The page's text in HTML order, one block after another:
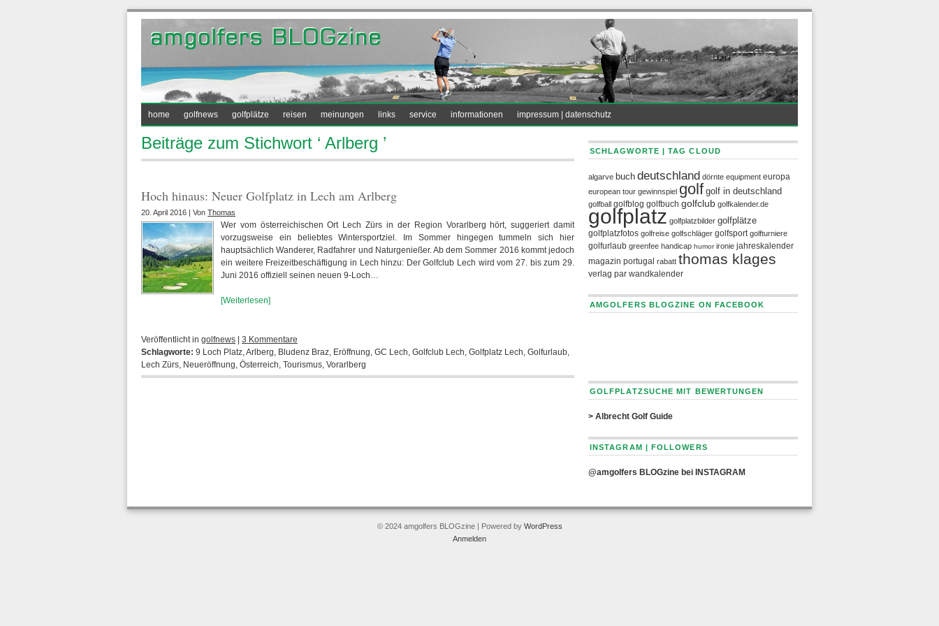
home golfnews golfplätze reisen meinungen links service informationen impressum | datenschutz
Beiträge zum Stichwort ‘ Arlberg ’
Hoch hinaus: Neuer Golfplatz in Lech am Arlberg
20. April 2016 | Von Thomas
Wer vom österreichischen Ort Lech Zürs in der Region Vorarlberg hört, suggeriert damit
vorzugsweise ein beliebtes Wintersportziel. Im Sommer hingegen tummeln sich hier
hauptsächlich Wanderer, Radfahrer und Naturgenießer. Ab dem Sommer 2016 kommt jedoch
ein weitere Freizeitbeschäftigung in Lech hinzu: Der Golfclub Lech wird vom 27. bis zum 29.
Juni 2016 offiziell seinen neuen 9-Loch…
[Weiterlesen]
Veröffentlicht in golfnews
3 Kommentare
Schlagworte: 9 Loch Platz,Arlberg, Bludenz Braz, Eröffnung, GC Lech, Golfclub Lech, Golfplatz Lech, Golfurlaub,
Lech Zürs, Neueröffnung, Österreich, Tourismus, Vorarlberg
SCHLAGWORTE | TAG CLOUD
algarve buch deutschland dörnte equipment europa
european tour gewinnspiel golf golf in deutschland
golfball golfblog golfbuch golfclub golfkalender.de
golfplatz golfplatzbilder golfplätze
golfplatzfotos golfreise golfschläger golfsport golfturniere
golfurlaub greenfee handicap humor ironie jahreskalender
magazin portugal rabatt thomas klages
verlag par wandkalender
AMGOLFERS BLOGZINE ON FACEBOOK
GOLFPLATZSUCHE MIT BEWERTUNGEN
> Albrecht Golf Guide
INSTAGRAM | FOLLOWERS
@amgolfers BLOGzine bei INSTAGRAM
© 2024 amgolfers BLOGzine | Powered by WordPress
Anmelden